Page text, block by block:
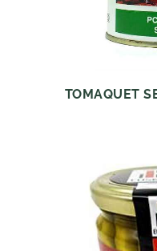
TOMAQUET